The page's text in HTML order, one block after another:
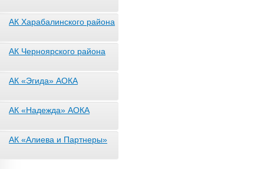
АК Харабалинского района
АК Черноярского района
АК «Эгида» АОКА
АК «Надежда» АОКА
АК «Алиева и Партнеры»